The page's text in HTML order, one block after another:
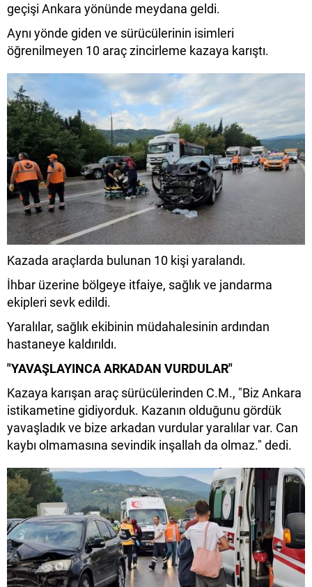
geçişi Ankara yönünde meydana geldi.
Aynı yönde giden ve sürücülerinin isimleri
öğrenilmeyen 10 araç zincirleme kazaya karıştı.
Kazada araçlarda bulunan 10 kişi yaralandı.
İhbar üzerine bölgeye itfaiye, sağlık ve jandarma
ekipleri sevk edildi.
Yaralılar, sağlık ekibinin müdahalesinin ardından
hastaneye kaldırıldı.
"YAVAŞLAYINCA ARKADAN VURDULAR"
Kazaya karışan araç sürücülerinden C.M., "Biz Ankara
istikametine gidiyorduk. Kazanın olduğunu gördük
yavaşladık ve bize arkadan vurdular yaralılar var. Can
kaybı olmamasına sevindik inşallah da olmaz." dedi.